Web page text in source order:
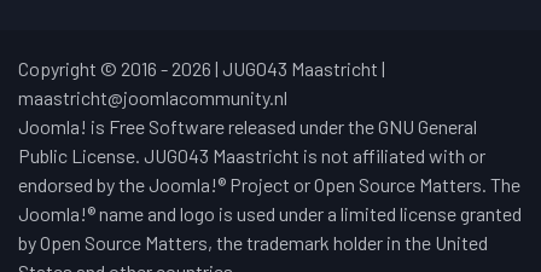
Copyright © 2016 - 2026 | JUG043 Maastricht |
maastricht@joomlacommunity.nl
Joomla! is Free Software released under the GNU General
Public License. JUG043 Maastricht is not affiliated with or
endorsed by the Joomla!® Project or Open Source Matters. The
Joomla!® name and logo is used under a limited license granted
by Open Source Matters, the trademark holder in the United